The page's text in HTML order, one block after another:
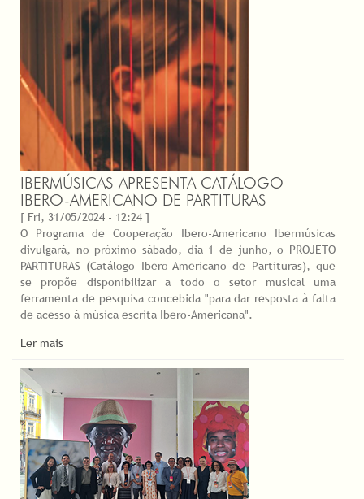
IBERMÚSICAS APRESENTA CATÁLOGO
IBERO-AMERICANO DE PARTITURAS
[ Fri, 31/05/2024 - 12:24 ]
O Programa de Cooperação Ibero-Americano Ibermúsicas
divulgará, no próximo sábado, dia 1 de junho, o PROJETO
PARTITURAS (Catálogo Ibero-Americano de Partituras), que
se propõe disponibilizar a todo o setor musical uma
ferramenta de pesquisa concebida "para dar resposta à falta
de acesso à música escrita Ibero-Americana".
Ler mais